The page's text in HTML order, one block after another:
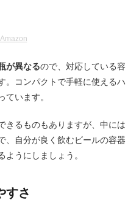
が異なるので、対応している容
。コンパクトで手軽に使えるハ
ています。
きるものもありますが、中には
、自分が良く飲むビールの容器
ようにしましょう。
すさ